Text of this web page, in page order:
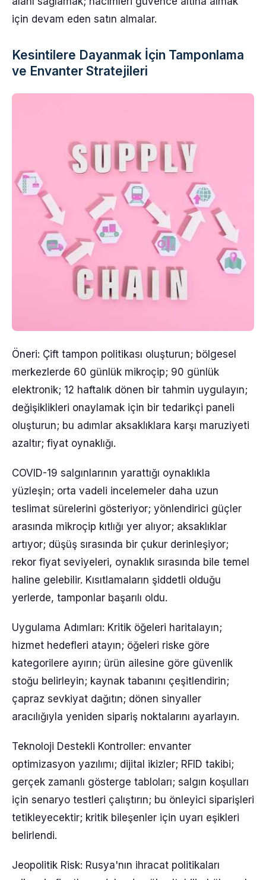
için devam eden satın almalar.
Kesintilere Dayanmak İçin Tamponlama
ve Envanter Stratejileri
Öneri: Çift tampon politikası oluşturun; bölgesel
merkezlerde 60 günlük mikroçip; 90 günlük
elektronik; 12 haftalık dönen bir tahmin uygulayın;
değişiklikleri onaylamak için bir tedarikçi paneli
oluşturun; bu adımlar aksaklıklara karşı maruziyeti
azaltır; fiyat oynaklığı.
COVID-19 salgınlarının yarattığı oynaklıkla
yüzleşin; orta vadeli incelemeler daha uzun
teslimat sürelerini gösteriyor; yönlendirici güçler
arasında mikroçip kıtlığı yer alıyor; aksaklıklar
artıyor; düşüş sırasında bir çukur derinleşiyor;
rekor fiyat seviyeleri, oynaklık sırasında bile temel
haline gelebilir. Kısıtlamaların şiddetli olduğu
yerlerde, tamponlar başarılı oldu.
Uygulama Adımları: Kritik öğeleri haritalayın;
hizmet hedefleri atayın; öğeleri riske göre
kategorilere ayırın; ürün ailesine göre güvenlik
stoğu belirleyin; kaynak tabanını çeşitlendirin;
çapraz sevkiyat dağıtın; dönen sinyaller
aracılığıyla yeniden sipariş noktalarını ayarlayın.
Teknoloji Destekli Kontroller: envanter
optimizasyon yazılımı; dijital ikizler; RFID takibi;
gerçek zamanlı gösterge tabloları; salgın koşulları
için senaryo testleri çalıştırın; bu önleyici siparişleri
tetikleyecektir; kritik bileşenler için uyarı eşikleri
belirlendi.
Jeopolitik Risk: Rusya'nın ihracat politikaları